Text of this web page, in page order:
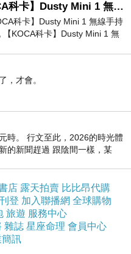
開箱｜【KOCA科卡】Dusty Mini 1 無線手持吸塵器
科卡】Dusty Mini 1 無線手持
【KOCA科卡】Dusty Mini 1 無
： 能吸、能吹兼具兩
，才會。
時。 行文至此，2026的時光體
的新聞趕過 跟陰間一樣，某
店 露天拍賣 比比昂代購
登 加入聯播網 全球購物
旅遊 服務中心
雜誌 星座命理 會員中心
訊